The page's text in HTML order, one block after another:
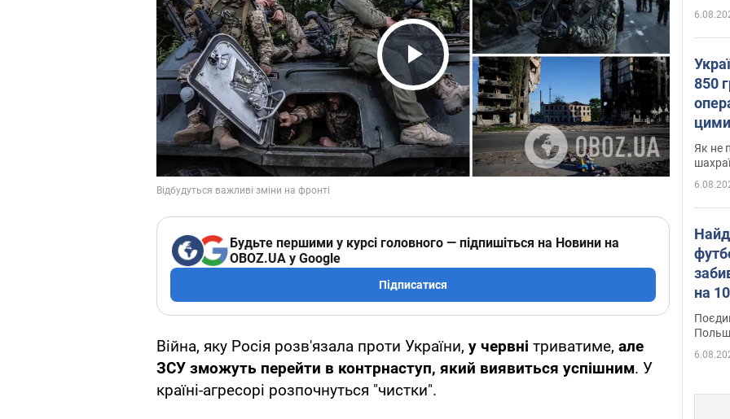
Play Video
Будьте першими у курсі головного — підпишіться на Новини на
OBOZ.UA у Google
Підписатися
Війна, яку Росія розв'язала проти України, у червні триватиме, але
ЗСУ зможуть перейти в контрнаступ, який виявиться успішним. У
країні-агресорі розпочнуться "чистки".
850
Як не
на
Відео